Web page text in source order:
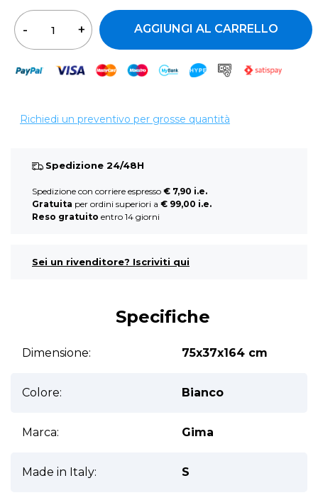
AGGIUNGI AL CARRELLO
Richiedi un preventivo per grosse quantità
Spedizione 24/48H
Spedizione con corriere espresso € 7,90 i.e.
Gratuita per ordini superiori a € 99,00 i.e.
Reso gratuito entro 14 giorni
Sei un rivenditore? Iscriviti qui
Specifiche
Dimensione: 75x37x164 cm
Colore: Bianco
Marca: Gima
Made in Italy: S